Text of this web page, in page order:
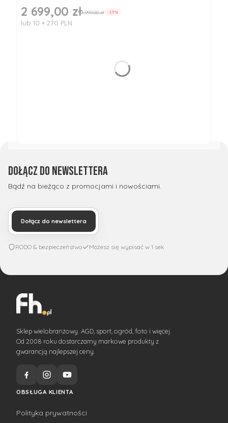
Cena promocyjna
2 699,00 zł3 999,00 zł -33%
lub 10 × 270 PLN
Dołącz do newslettera
Bądź na bieżąco z promocjami i nowościami.
Dołącz do newslettera
RODO & bezpieczeństwo Możesz się wypisać w 1 sek
Sklep wielobranżowy. AGD, sport, ogród, foto i więcej.
Od 2008 roku dostarczamy markowe produkty z
gwarancją najlepszej ceny.
OBSŁUGA KLIENTA
Polityka prywatności